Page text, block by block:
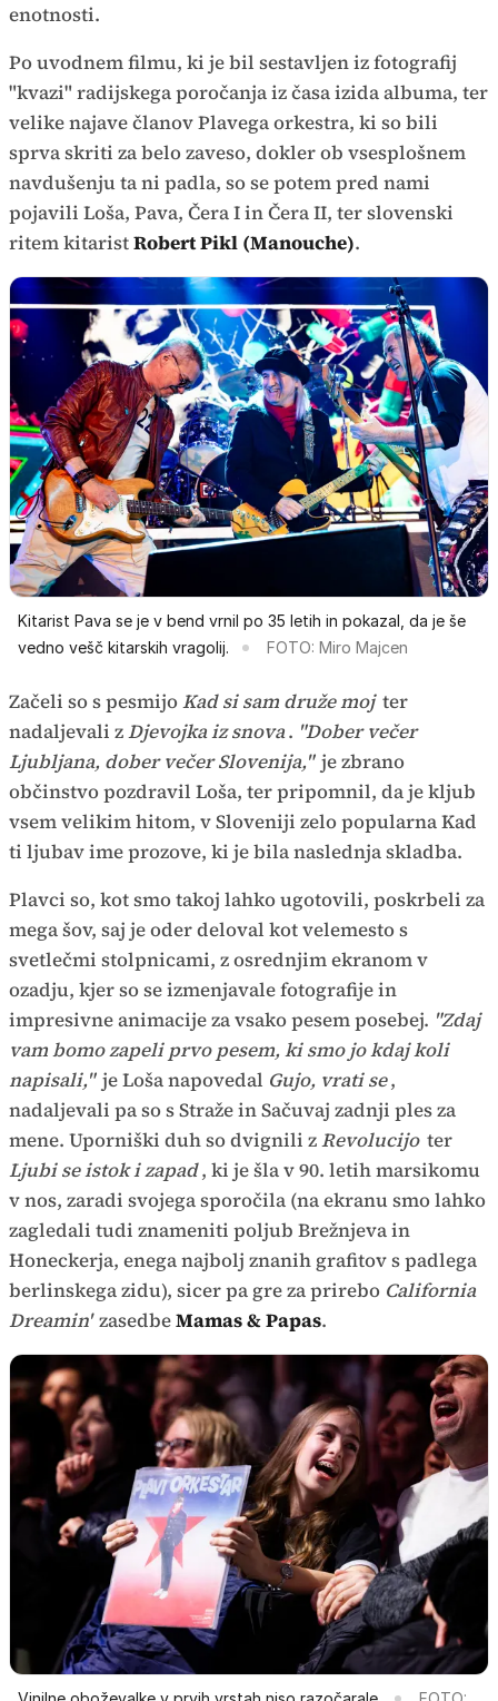
enotnosti.
Po uvodnem filmu, ki je bil sestavljen iz fotografij
"kvazi" radijskega poročanja iz časa izida albuma, ter
velike najave članov Plavega orkestra, ki so bili
sprva skriti za belo zaveso, dokler ob vsesplošnem
navdušenju ta ni padla, so se potem pred nami
pojavili Loša, Pava, Čera I in Čera II, ter slovenski
ritem kitaristRobert Pikl (Manouche).
Kitarist Pava se je v bend vrnil po 35 letih in pokazal, da je še
vedno vešč kitarskih vragolij.
FOTO: Miro Majcen
Začeli so s pesmijoKad si sam druže moj ter
nadaljevali zDjevojka iz snova. "Dober večer
Ljubljana, dober večer Slovenija," je zbrano
občinstvo pozdravil Loša, ter pripomnil, da je kljub
vsem velikim hitom, v Sloveniji zelo popularna Kad
ti ljubav ime prozove, ki je bila naslednja skladba.
Plavci so, kot smo takoj lahko ugotovili, poskrbeli za
mega šov, saj je oder deloval kot velemesto s
svetlečmi stolpnicami, z osrednjim ekranom v
ozadju, kjer so se izmenjavale fotografije in
impresivne animacije za vsako pesem posebej. "Zdaj
vam bomo zapeli prvo pesem, ki smo jo kdaj koli
napisali," je Loša napovedal Gujo, vrati se,
nadaljevali pa so s Straže in Sačuvaj zadnji ples za
mene. Uporniški duh so dvignili zRevolucijo ter
Ljubi se istok i zapad, ki je šla v 90. letih marsikomu
v nos, zaradi svojega sporočila (na ekranu smo lahko
zagledali tudi znameniti poljub Brežnjeva in
Honeckerja, enega najbolj znanih grafitov s padlega
berlinskega zidu), sicer pa gre za prirebo California
Dreamin' zasedbeMamas & Papas.